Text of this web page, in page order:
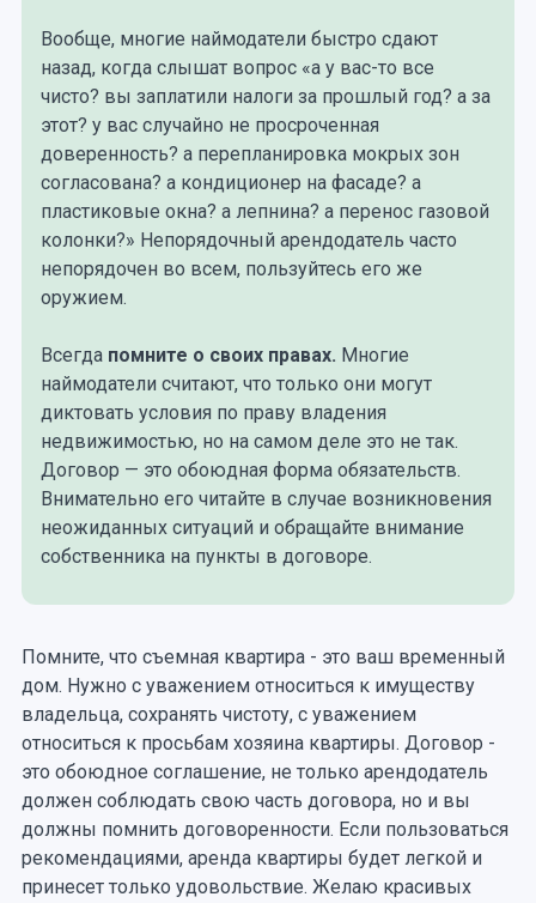
Вообще, многие наймодатели быстро сдают
назад, когда слышат вопрос «а у вас-то все
чисто? вы заплатили налоги за прошлый год? а за
этот? у вас случайно не просроченная
доверенность? а перепланировка мокрых зон
согласована? а кондиционер на фасаде? а
пластиковые окна? а лепнина? а перенос газовой
колонки?» Непорядочный арендодатель часто
непорядочен во всем, пользуйтесь его же
оружием.
Всегда помните о своих правах. Многие
наймодатели считают, что только они могут
диктовать условия по праву владения
недвижимостью, но на самом деле это не так.
Договор — это обоюдная форма обязательств.
Внимательно его читайте в случае возникновения
неожиданных ситуаций и обращайте внимание
собственника на пункты в договоре.
Помните, что съемная квартира - это ваш временный
дом. Нужно с уважением относиться к имуществу
владельца, сохранять чистоту, с уважением
относиться к просьбам хозяина квартиры. Договор -
это обоюдное соглашение, не только арендодатель
должен соблюдать свою часть договора, но и вы
должны помнить договоренности. Если пользоваться
рекомендациями, аренда квартиры будет легкой и
принесет только удовольствие. Желаю красивых